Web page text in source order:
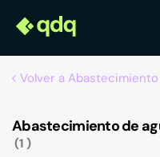
Volver a Abastecimiento
Abastecimiento de
1